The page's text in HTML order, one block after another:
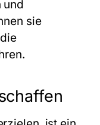
und
sie